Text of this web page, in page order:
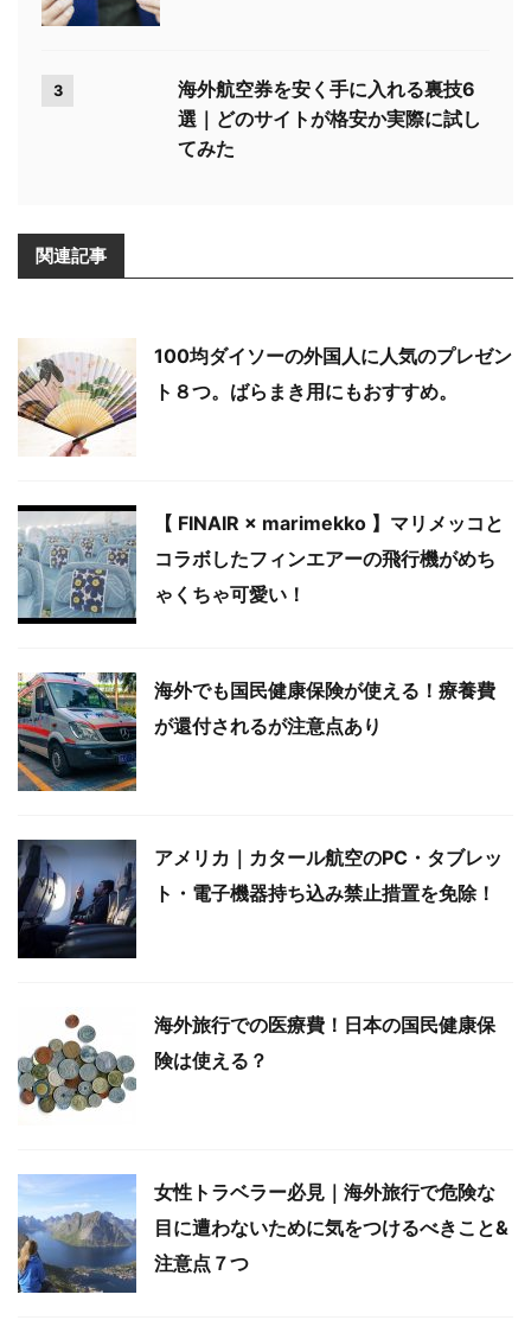
3
海外航空券を安く手に入れる裏技6
選｜どのサイトが格安か実際に試し
てみた
関連記事
100均ダイソーの外国人に人気のプレゼン
ト８つ。ばらまき用にもおすすめ。
【 FINAIR × marimekko 】マリメッコと
コラボしたフィンエアーの飛行機がめち
ゃくちゃ可愛い！
海外でも国民健康保険が使える！療養費
が還付されるが注意点あり
アメリカ｜カタール航空のPC・タブレッ
ト・電子機器持ち込み禁止措置を免除！
海外旅行での医療費！日本の国民健康保
険は使える？
女性トラベラー必見｜海外旅行で危険な
目に遭わないために気をつけるべきこと&
注意点７つ